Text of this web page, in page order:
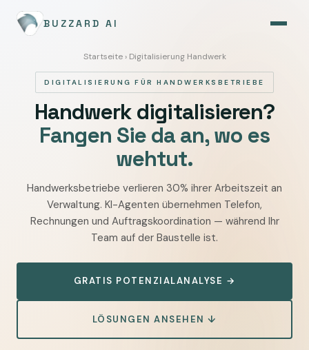
BUZZARD AI
Startseite› Digitalisierung Handwerk
DIGITALISIERUNG FÜR HANDWERKSBETRIEBE
Handwerk digitalisieren?
Fangen Sie da an, wo es
wehtut.
Handwerksbetriebe verlieren 30% ihrer Arbeitszeit an
Verwaltung. KI-Agenten übernehmen Telefon,
Rechnungen und Auftragskoordination — während Ihr
Team auf der Baustelle ist.
GRATIS POTENZIALANALYSE →
LÖSUNGEN ANSEHEN ↓